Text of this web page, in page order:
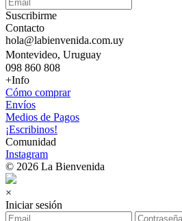
Suscribirme
Contacto
hola@labienvenida.com.uy
Montevideo, Uruguay
098 860 808
+Info
Cómo comprar
Envíos
Medios de Pagos
¡Escribinos!
Comunidad
Instagram
© 2026 La Bienvenida
×
Iniciar sesión